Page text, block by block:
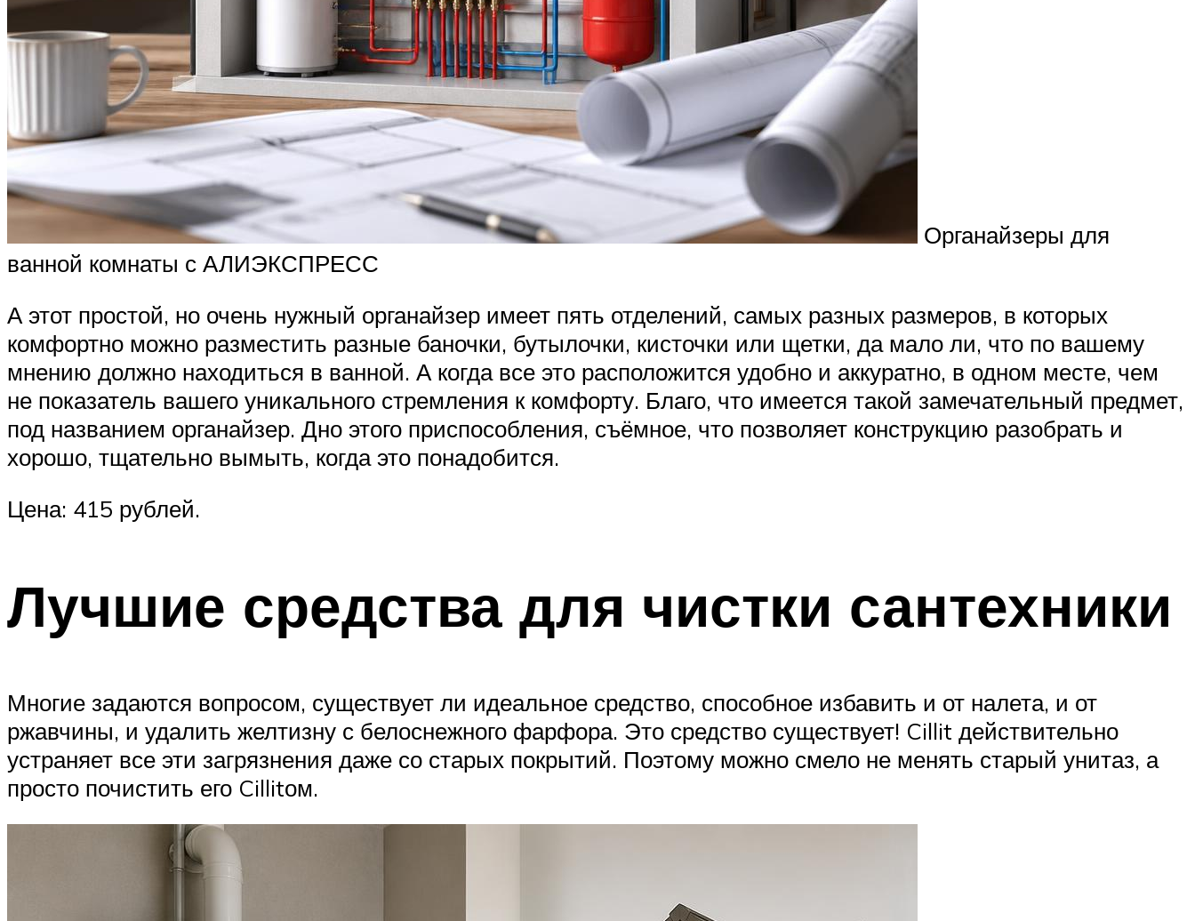
Органайзеры для
ванной комнаты с АЛИЭКСПРЕСС
А этот простой, но очень нужный органайзер имеет пять отделений, самых разных размеров, в которых
комфортно можно разместить разные баночки, бутылочки, кисточки или щетки, да мало ли, что по вашему
мнению должно находиться в ванной. А когда все это расположится удобно и аккуратно, в одном месте, чем
не показатель вашего уникального стремления к комфорту. Благо, что имеется такой замечательный предмет,
под названием органайзер. Дно этого приспособления, съёмное, что позволяет конструкцию разобрать и
хорошо, тщательно вымыть, когда это понадобится.
Цена: 415 рублей.
Лучшие средства для чистки сантехники
Многие задаются вопросом, существует ли идеальное средство, способное избавить и от налета, и от
ржавчины, и удалить желтизну с белоснежного фарфора. Это средство существует! Cillit действительно
устраняет все эти загрязнения даже со старых покрытий. Поэтому можно смело не менять старый унитаз, а
просто почистить его Cillitом.